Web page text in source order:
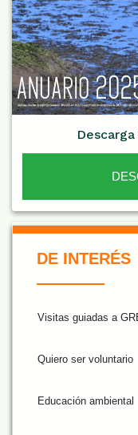
De Interés
DE INTERÉS
Visitas guiadas a
Quiero ser voluntario
Educación ambiental